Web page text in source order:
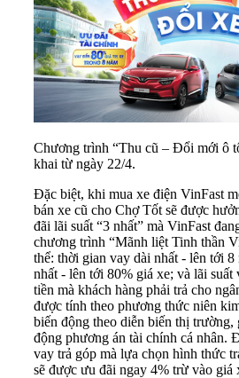
Chương trình “Thu cũ – Đổi mới ô
khai từ ngày 22/4.
Đặc biệt, khi mua xe điện VinFast
bán xe cũ cho Chợ Tốt sẽ được
đãi lãi suất “3 nhất” mà VinFast
chương trình “Mãnh liệt Tinh thần
thể: thời gian vay dài nhất - lên tới
nhất - lên tới 80% giá xe; và lãi suất
tiền mà khách hàng phải trả cho
được tính theo phương thức niên
biến động theo diễn biến thị trường,
động phương án tài chính cá nhân.
vay trả góp mà lựa chọn hình thức
sẽ được ưu đãi ngay 4% trừ vào giá